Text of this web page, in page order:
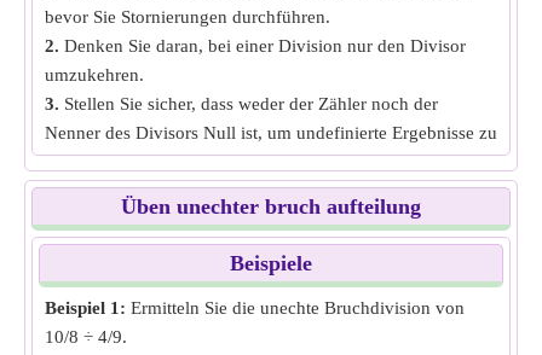
bevor Sie Stornierungen durchführen.
2. Denken Sie daran, bei einer Division nur den Divisor
umzukehren.
3. Stellen Sie sicher, dass weder der Zähler noch der
Nenner des Divisors Null ist, um undefinierte Ergebnisse zu
vermeiden.
Üben unechter bruch aufteilung
Beispiele
Beispiel 1: Ermitteln Sie die unechte Bruchdivision von
10/8 ÷ 4/9.